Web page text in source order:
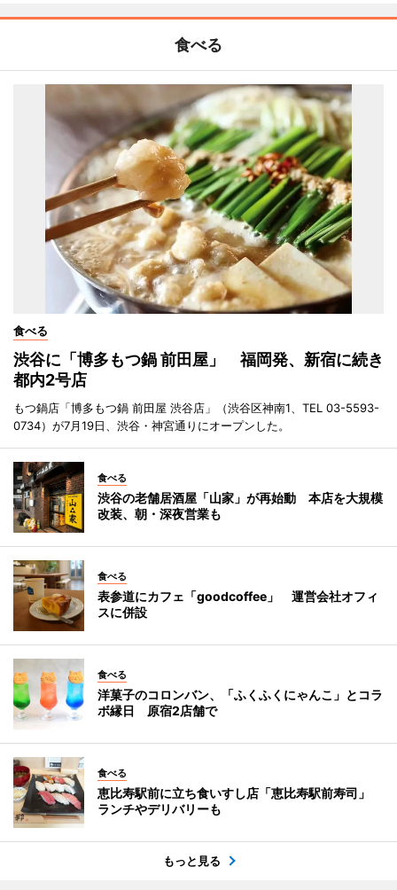
食べる
食べる
渋谷に「博多もつ鍋 前田屋」 福岡発、新宿に続き
都内2号店
もつ鍋店「博多もつ鍋 前田屋 渋谷店」（渋谷区神南1、TEL 03-5593-
0734）が7月19日、渋谷・神宮通りにオープンした。
食べる
渋谷の老舗居酒屋「山家」が再始動 本店を大規模
改装、朝・深夜営業も
食べる
表参道にカフェ「goodcoffee」 運営会社オフィ
スに併設
食べる
洋菓子のコロンバン、「ふくふくにゃんこ」とコラ
ボ縁日 原宿2店舗で
食べる
恵比寿駅前に立ち食いすし店「恵比寿駅前寿司」
ランチやデリバリーも
もっと見る